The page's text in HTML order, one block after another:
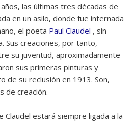
las últimas tres décadas de
en un asilo, donde fue internada
el poeta Paul Claudel , sin
Sus creaciones, por tanto,
su juventud, aproximadamente
sus primeras pinturas y
de su reclusión en 1913. Son,
de creación.
Claudel estará siempre ligada a la